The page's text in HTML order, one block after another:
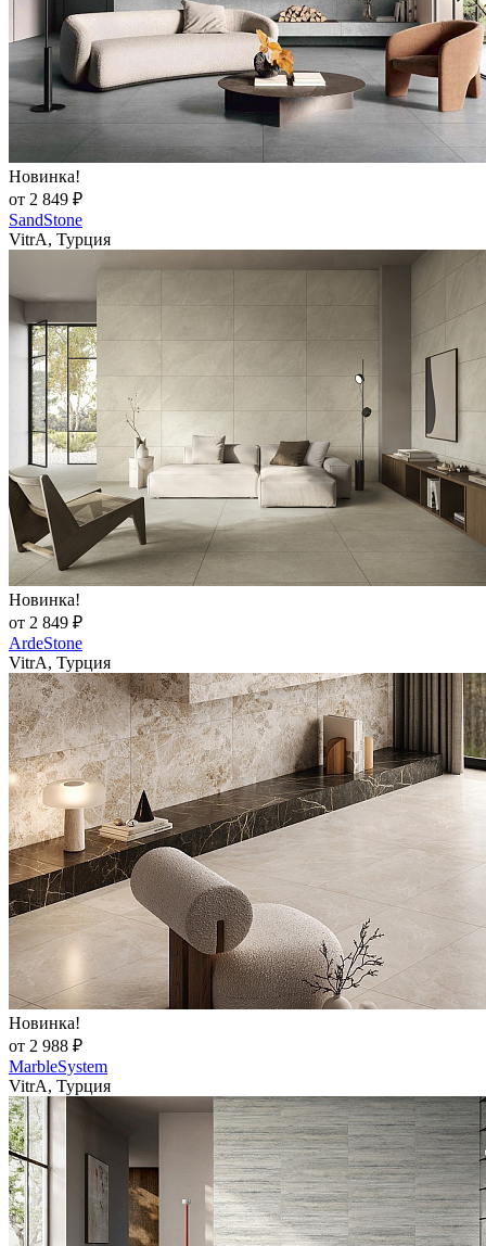
Новинка!
от 2 849 ₽
SandStone
VitrA, Турция
Новинка!
от 2 849 ₽
ArdeStone
VitrA, Турция
Новинка!
от 2 988 ₽
MarbleSystem
VitrA, Турция